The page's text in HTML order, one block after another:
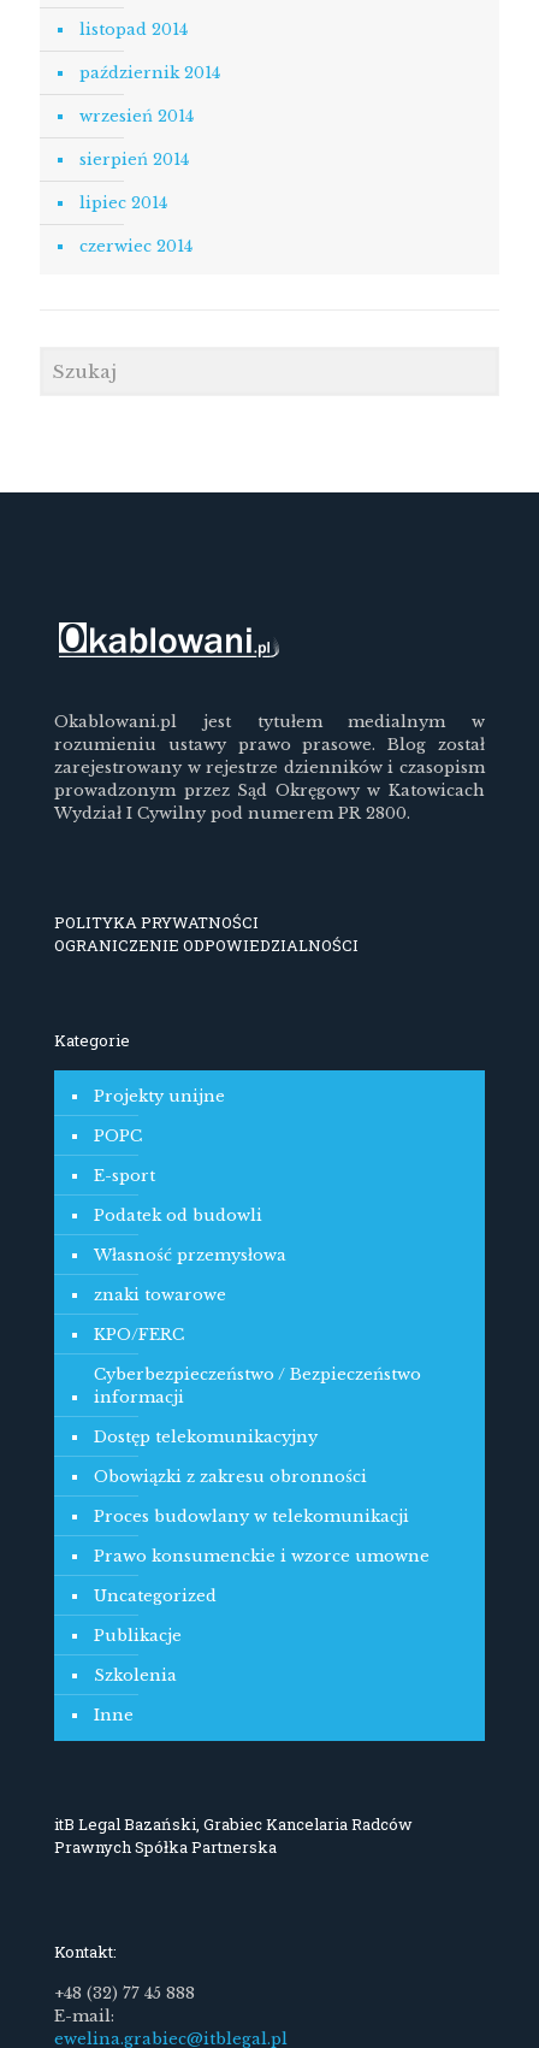
listopad 2014
październik 2014
wrzesień 2014
sierpień 2014
lipiec 2014
czerwiec 2014
Okablowani.pl jest tytułem medialnym w
rozumieniu ustawy prawo prasowe. Blog został
zarejestrowany w rejestrze dzienników i czasopism
prowadzonym przez Sąd Okręgowy w Katowicach
Wydział I Cywilny pod numerem PR 2800.
POLITYKA PRYWATNOŚCI
OGRANICZENIE ODPOWIEDZIALNOŚCI
Kategorie
Projekty unijne
POPC
E-sport
Podatek od budowli
Własność przemysłowa
znaki towarowe
KPO/FERC
Cyberbezpieczeństwo / Bezpieczeństwo
informacji
Dostęp telekomunikacyjny
Obowiązki z zakresu obronności
Proces budowlany w telekomunikacji
Prawo konsumenckie i wzorce umowne
Uncategorized
Publikacje
Szkolenia
Inne
itB Legal Bazański, Grabiec Kancelaria Radców
Prawnych Spółka Partnerska
Kontakt:
+48 (32) 77 45 888
E-mail:
ewelina.grabiec@itblegal.pl